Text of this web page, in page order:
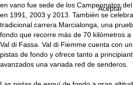
Aceptar
p
r
en vano fue sede de los Campeonatos
en 1991, 2003 y 2013. También se
tradicional carrera Marcialonga, una
fondo que recorre más de 70 kilómetros
Val di Fassa. Val di Fiemme cuenta con
pistas de fondo y ofrece tanto a
avanzados una variada red de senderos.